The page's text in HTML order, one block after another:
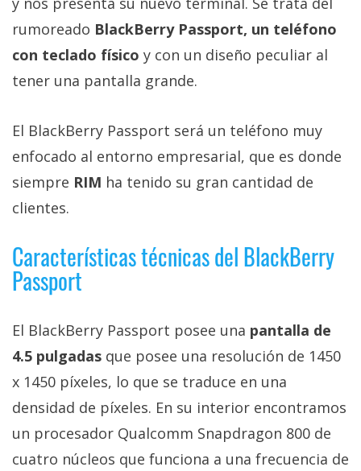
Más
temas
Sorteos
Foros
Contacto
/
Sobre
/
Publicidad
/
opciones
de
privacidad
/
Aviso
Legal
rumoreado BlackBerry Passport, un teléfono
con teclado físico y con un diseño peculiar al
tener una pantalla grande.
El BlackBerry Passport será un teléfono muy
enfocado al entorno empresarial, que es donde
siempre RIM ha tenido su gran cantidad de
clientes.
Características técnicas del BlackBerry
Passport
El BlackBerry Passport posee una pantalla de
4.5 pulgadas que posee una resolución de 1450
x 1450 píxeles, lo que se traduce en una
densidad de píxeles. En su interior encontramos
un procesador Qualcomm Snapdragon 800 de
cuatro núcleos que funciona a una frecuencia de